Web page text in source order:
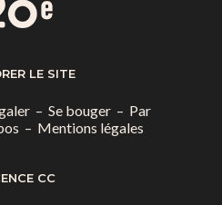
LE SITE
– Se bouger – Par
– Mentions légales
CC